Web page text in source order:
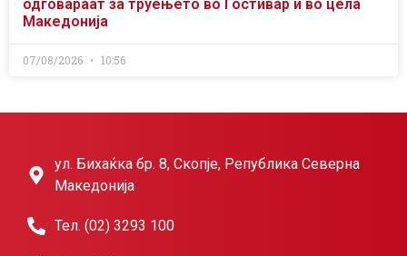
одговараат за труењето во Гостивар и во цела
Македонија
07/08/2026 10:56
ул. Бихаќка бр. 8, Скопје, Република Северна
Македонија
Тел. (02) 3293 100